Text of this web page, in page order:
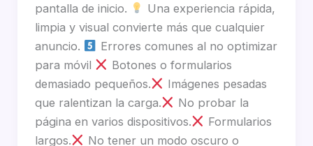
pantalla de inicio.
Una experiencia rápida,
limpia y visual convierte más que cualquier
anuncio.
Errores comunes al no optimizar
para móvil
Botones o formularios
demasiado pequeños.
Imágenes pesadas
que ralentizan la carga.
No probar la
página en varios dispositivos.
Formularios
largos.
No tener un modo oscuro o